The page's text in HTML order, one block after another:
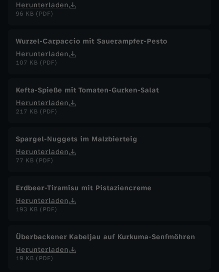
Herunterladen
96 KB (PDF)
Wurzel-Carpaccio mit Sauerampfer-Pesto
Herunterladen
107 KB (PDF)
Kefta-Spieße mit Tomaten-Gurken-Salat
Herunterladen
217 KB (PDF)
Spargel-Nuggets im Malzbierteig
Herunterladen
77 KB (PDF)
Erdbeer-Tiramisu mit Pistaziencreme
Herunterladen
193 KB (PDF)
Überbackener Kabeljau auf Kurkuma-Senfmöhren
Herunterladen
19 KB (PDF)